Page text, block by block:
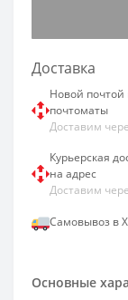
Основные
Доставка
Новой почтой
почтоматы
Доставим
Курьерская
на адрес
Доставим
Самовывоз в